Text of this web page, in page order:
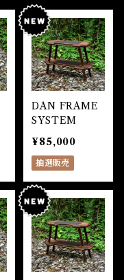
DAN FRAME
SYSTEM
¥85,000
抽選販売